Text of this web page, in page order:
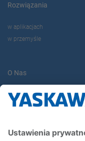
Rozwiązania
w aplikacjach
w przemyśle
O Nas
Yaskawa Europe Gmbh
Yaskawa Polska
Kariera